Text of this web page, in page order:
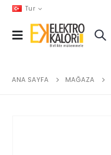
Tur
AKARYAKIT
ANA SAYFA MAĞAZA